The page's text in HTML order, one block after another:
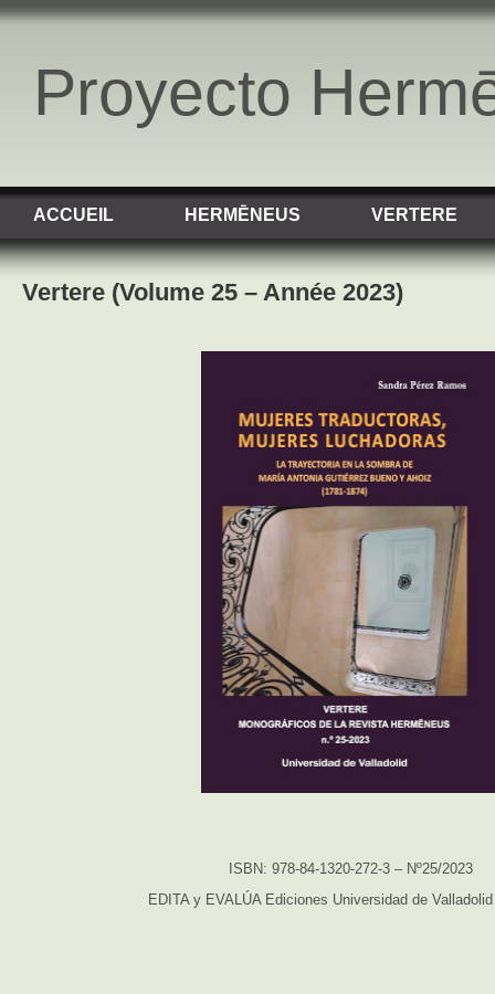
Proyecto
ACCUEIL HERMĒNEUS VERTERE
Vertere (Volume 25 – Année 2023)
ISBN: 978-84-1320-272-3 – Nº25/2023
EDITA y EVALÚA Ediciones Universidad de